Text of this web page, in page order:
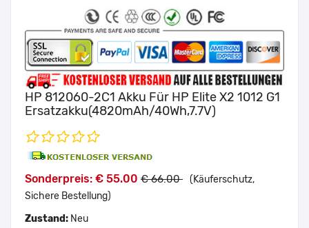
HP 812060-2C1 Akku Für HP Elite X2 1012 G1
Ersatzakku(4820mAh/40Wh,7.7V)
Sonderpreis: € 55.00 € 66.00 (Käuferschutz,
Sichere Bestellung)
Zustand: Neu